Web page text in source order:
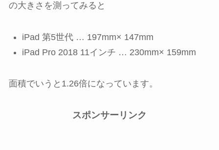
の大きさを測ってみると
iPad 第5世代 … 197mm× 147mm
iPad Pro 2018 11インチ … 230mm× 159mm
面積でいうと1.26倍になっています。
スポンサーリンク